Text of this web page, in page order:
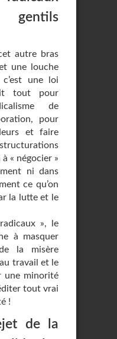
autre bras
une louche
une loi
tout pour
de
pour
et faire
« négocier »
ni dans
ce qu’on
la lutte et le
», le
à masquer
la misère
travail et le
une minorité
tout vrai
!
de la